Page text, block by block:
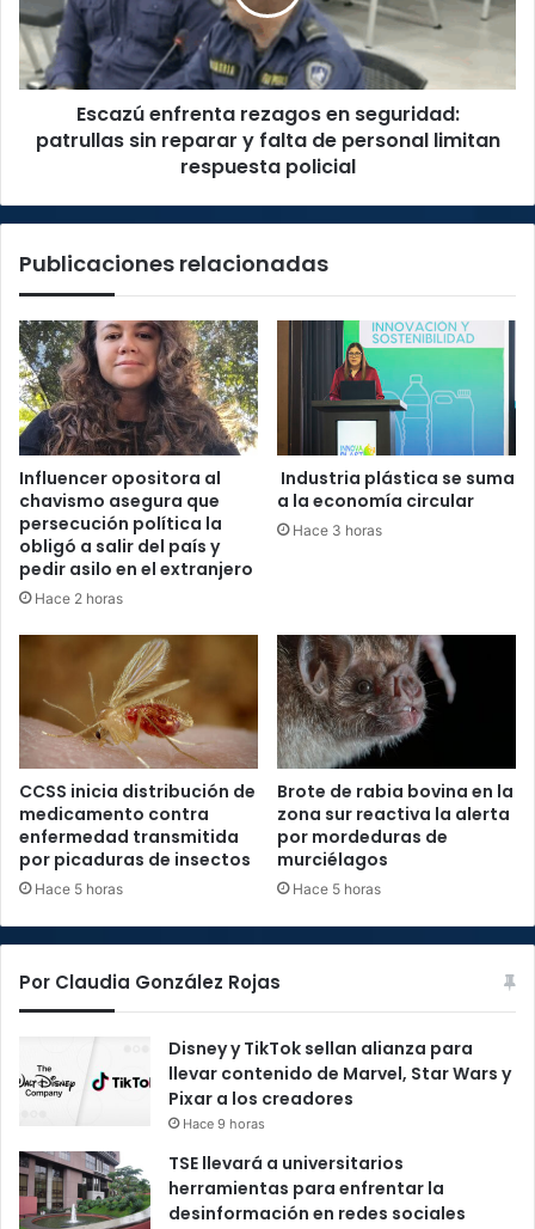
patrullas
sin
reparar
y
respuesta
Escazú enfrenta rezagos en seguridad:
patrullas sin reparar y falta de personal limitan
respuesta policial
Publicaciones relacionadas
Influencer opositora al
chavismo asegura que
persecución política la
obligó a salir del país y
pedir asilo en el extranjero
Hace 2 horas
Industria plástica se suma
a la economía circular
Hace 3 horas
CCSS inicia distribución de
medicamento contra
enfermedad transmitida
por picaduras de insectos
Hace 5 horas
Brote de rabia bovina en la
zona sur reactiva la alerta
por mordeduras de
murciélagos
Hace 5 horas
Por Claudia González Rojas
Disney y TikTok sellan alianza para
llevar contenido de Marvel, Star Wars y
Pixar a los creadores
Hace 9 horas
TSE llevará a universitarios
herramientas para enfrentar la
desinformación en redes sociales